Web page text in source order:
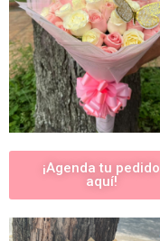
¡Agenda tu pedido
aquí!